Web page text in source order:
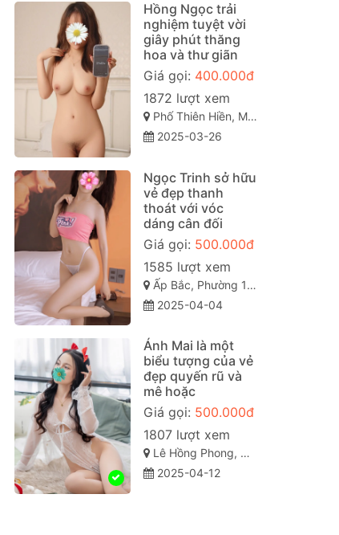
Hồng Ngọc trải
nghiệm tuyệt vời
giây phút thăng
hoa và thư giãn
Giá gọi: 400.000đ
1872 lượt xem
Phố Thiên Hiền, Mỹ Đình 2, Từ Liêm, Hà Nội, Việt Nam
2025-03-26
Ngọc Trinh sở hữu
vẻ đẹp thanh
thoát với vóc
dáng cân đối
Giá gọi: 500.000đ
1585 lượt xem
Ấp Bắc, Phường 10, Thành phố Mỹ Tho, Tiền Giang
2025-04-04
Ánh Mai là một
biểu tượng của vẻ
đẹp quyến rũ và
mê hoặc
Giá gọi: 500.000đ
1807 lượt xem
Lê Hồng Phong, Quận 10, Thành phố Hồ Chí Minh
2025-04-12